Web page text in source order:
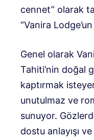
cennet” olarak
“Vanira
Genel olarak
Tahiti’nin doğal
kaptırmak
unutulmaz ve
sunuyor.
dostu anlayışı